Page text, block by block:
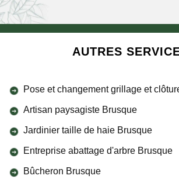
AUTRES
Pose et changement grillage et
Artisan paysagiste Brusque
Jardinier taille de haie Brusque
Entreprise abattage d'arbre Brusque
Bûcheron Brusque